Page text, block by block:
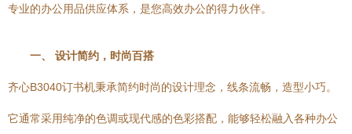
专业的办公用品供应体系，是您高效办公的得力伙伴。
一、 设计简约，时尚百搭
齐心B3040订书机秉承简约时尚的设计理念，线条流畅，造型小巧。
它通常采用纯净的色调或现代感的色彩搭配，能够轻松融入各种办公